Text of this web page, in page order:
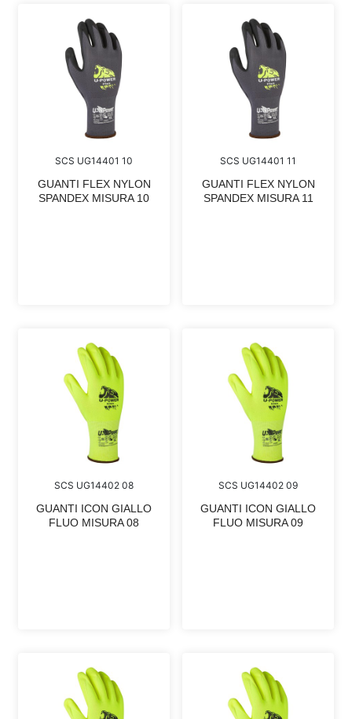
SCS UG14401 10
GUANTI FLEX NYLON
SPANDEX MISURA 10
SCS UG14401 11
GUANTI FLEX NYLON
SPANDEX MISURA 11
SCS UG14402 08
GUANTI ICON GIALLO
FLUO MISURA 08
SCS UG14402 09
GUANTI ICON GIALLO
FLUO MISURA 09